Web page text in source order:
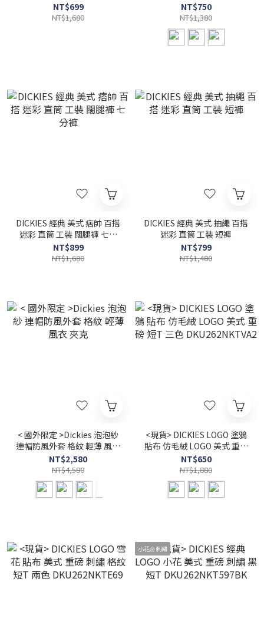
NT$699
NT$1,680
NT$750
NT$1,380
DICKIES 經典 美式 痞帥 百搭
迷彩 直筒 工裝 闊腿褲 七分
褲
NT$899
NT$1,680
DICKIES 經典 美式 抽繩 百搭
迷彩 直筒 工裝 短褲
NT$799
NT$1,480
< 國外限定 >Dickies 泡泡紗
連帽防風外套 格紋 輕薄 風衣
夾克
NT$2,580
NT$4,580
<現貨> DICKIES LOGO 塗鴉
貼布 仿毛絨 LOGO 美式 重磅
短T 三色 DKU262NKTVA2
NT$650
NT$1,880
小花🌼刺繡